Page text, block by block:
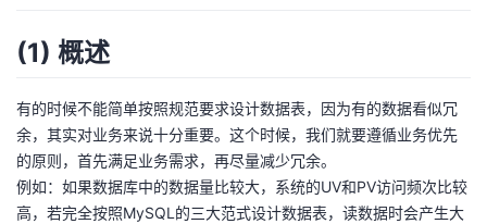
(1) 概述
有的时候不能简单按照规范要求设计数据表，因为有的数据看似冗
余，其实对业务来说十分重要。这个时候，我们就要遵循业务优先
的原则，首先满足业务需求，再尽量减少冗余。
例如：如果数据库中的数据量比较大，系统的UV和PV访问频次比较
高，若完全按照MySQL的三大范式设计数据表，读数据时会产生大